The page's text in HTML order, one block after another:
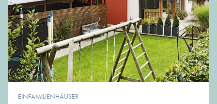
EINFAMILIENHÄUSER